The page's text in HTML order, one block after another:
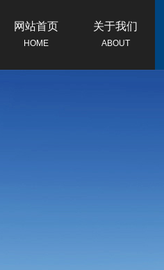
网站首页
HOME
关于我们
ABOUT